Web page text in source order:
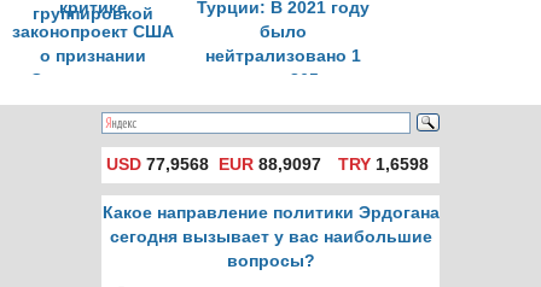
критике
законопроект США
о признании
«Серых волков»
террористической
группировкой
Турции: В 2021 году
было
нейтрализовано 1
тыс. 865
террористов
USD 77,9568 EUR 88,9097 TRY1,6598
Какое направление политики Эрдогана
сегодня вызывает у вас наибольшие
вопросы?